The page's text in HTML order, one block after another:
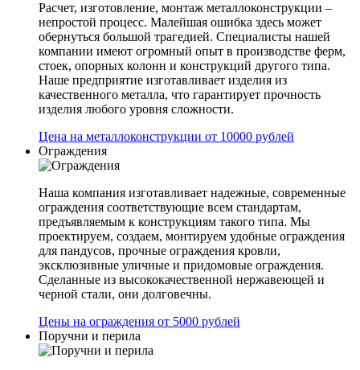
Расчет, изготовление, монтаж металлоконструкции –
непростой процесс. Малейшая ошибка здесь может
обернуться большой трагедией. Специалисты нашей
компании имеют огромный опыт в производстве ферм,
стоек, опорных колонн и конструкций другого типа.
Наше предприятие изготавливает изделия из
качественного металла, что гарантирует прочность
изделия любого уровня сложности.
Цена на металлоконструкции от 10000 рублей
Ограждения
Наша компания изготавливает надежные, современные
ограждения соответствующие всем стандартам,
предъявляемым к конструкциям такого типа. Мы
проектируем, создаем, монтируем удобные ограждения
для пандусов, прочные ограждения кровли,
эксклюзивные уличные и придомовые ограждения.
Сделанные из высококачественной нержавеющей и
черной стали, они долговечны.
Цены на ограждения от 5000 рублей
Поручни и перила